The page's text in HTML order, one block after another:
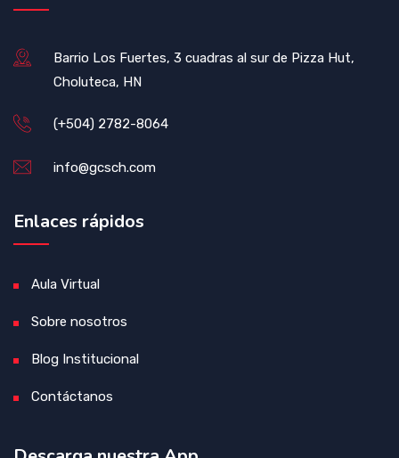
Barrio Los Fuertes, 3 cuadras al sur de Pizza Hut,
Choluteca, HN
(+504) 2782-8064
info@gcsch.com
Enlaces rápidos
Aula Virtual
Sobre nosotros
Blog Institucional
Contáctanos